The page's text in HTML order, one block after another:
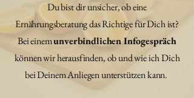
Du bist dir unsicher, ob eine
Ernährungsberatung das Richtige für Dich ist?
Bei einemunverbindlichen Infogespräch
können wir herausfinden, ob und wie ich Dich
bei Deinem Anliegen unterstützen kann.